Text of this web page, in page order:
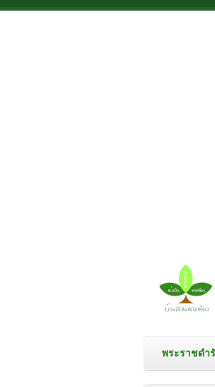
Skip to main content
พระราชดำ